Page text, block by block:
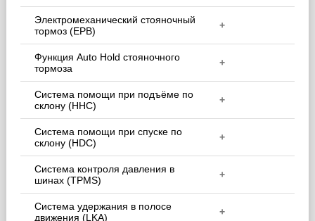
Электромеханический стояночный
тормоз (EPB)
+
Функция Auto Hold стояночного
тормоза
+
Система помощи при подъёме по
склону (HHC)
+
Система помощи при спуске по
склону (HDC)
+
Система контроля давления в
шинах (TPMS)
+
Система удержания в полосе
движения (LKA)
+